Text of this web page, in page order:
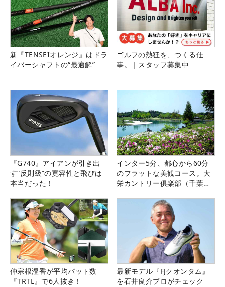
新『TENSEIオレンジ』はドラ
イバーシャフトの“最適解”
ゴルフの熱狂を、つくる仕
事。｜スタッフ募集中
『G740』アイアンが引き出
す“反則級”の寛容性と飛びは
本当だった！
インター5分、都心から60分
のフラットな美観コース。大
栄カントリー俱楽部（千葉
仲宗根澄香が平均パット数
『TRTL』で6人抜き！
最新モデル『FJクオンタム』
を石井良介プロがチェック